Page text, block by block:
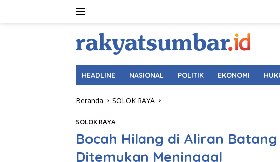
HEADLINE NASIONAL POLITIK EKONOMI
Beranda SOLOK RAYA
SOLOK RAYA
Bocah Hilang di Aliran
Ditemukan Meninggal